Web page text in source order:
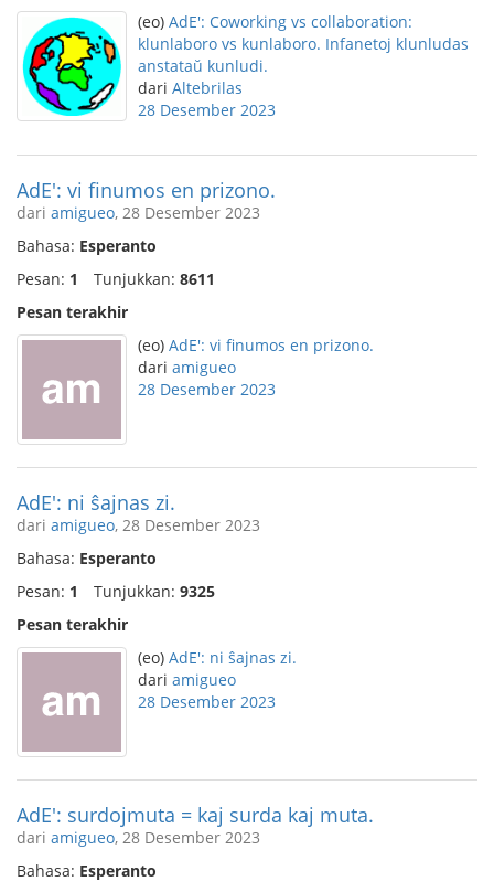
(eo) AdE': Coworking vs collaboration:
klunlaboro vs kunlaboro. Infanetoj klunludas
anstataŭ kunludi.
dari Altebrilas
28 Desember 2023
AdE': vi finumos en prizono.
dari amigueo, 28 Desember 2023
Bahasa: Esperanto
Pesan: 1 Tunjukkan: 8611
Pesan terakhir
(eo) AdE': vi finumos en prizono.
dari amigueo
28 Desember 2023
AdE': ni ŝajnas zi.
dari amigueo, 28 Desember 2023
Bahasa: Esperanto
Pesan: 1 Tunjukkan: 9325
Pesan terakhir
(eo) AdE': ni ŝajnas zi.
dari amigueo
28 Desember 2023
AdE': surdojmuta = kaj surda kaj muta.
dari amigueo, 28 Desember 2023
Bahasa: Esperanto